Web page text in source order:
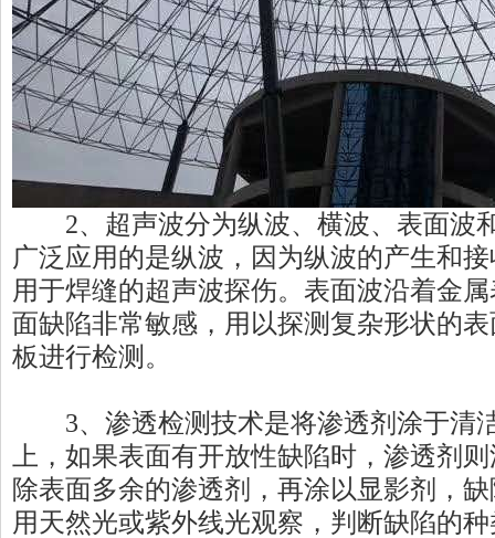
2、超声波分为纵波、横波、表面波
广泛应用的是纵波，因为纵波的产生和
用于焊缝的超声波探伤。表面波沿着金
面缺陷非常敏感，用以探测复杂形状的
板进行检测。
3、渗透检测技术是将渗透剂涂于清
上，如果表面有开放性缺陷时，渗透剂
除表面多余的渗透剂，再涂以显影剂，
用天然光或紫外线光观察，判断缺陷的